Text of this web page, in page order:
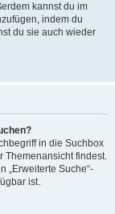
kannst du im
indem du
du sie auch wieder
in die Suchbox
Themenansicht findest.
„Erweiterte Suche“-
ist.